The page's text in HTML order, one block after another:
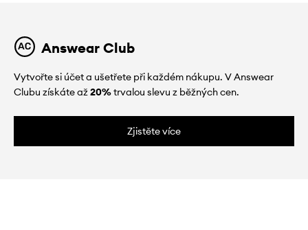
Answear Club
Vytvořte si účet a ušetřete při každém nákupu. V Answear
Clubu získáte až20%trvalou slevu z běžných cen.
Zjistěte více